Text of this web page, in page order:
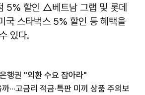
5% 할인 △베트남 그랩 및 롯데
스타벅스 5% 할인 등 혜택을
있다.
행권 "외환 수요 잡아라"
···고금리 적금·특판 미끼 상품 주의보